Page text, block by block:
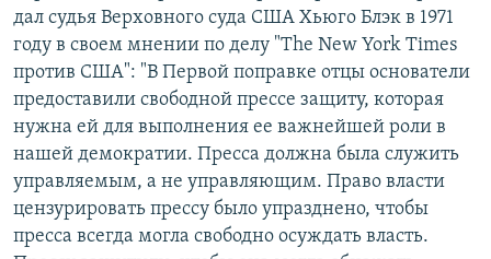
дал судья Верховного суда США Хьюго Блэк в 1971
году в своем мнении по делу "The New York Times
против США": "В Первой поправке отцы основатели
предоставили свободной прессе защиту, которая
нужна ей для выполнения ее важнейшей роли в
нашей демократии. Пресса должна была служить
управляемым, а не управляющим. Право власти
цензурировать прессу было упразднено, чтобы
пресса всегда могла свободно осуждать власть.